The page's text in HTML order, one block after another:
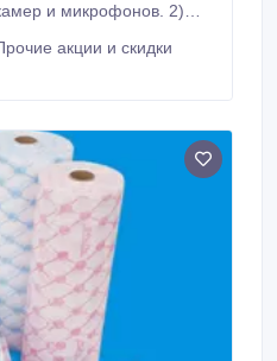
и микрофонов. 2)
для установки в
акции и скидки